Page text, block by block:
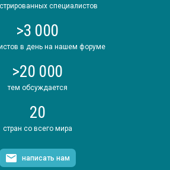
специалистов
>3 000
в день на нашем форуме
>20 000
тем обсуждается
20
стран со всего мира
написать нам